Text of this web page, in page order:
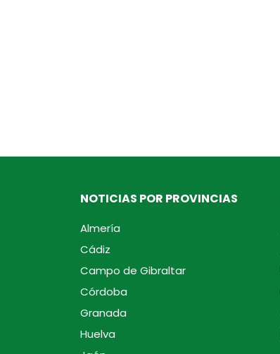
NOTICIAS POR PROVINCIAS
Almería
Cádiz
Campo de Gibraltar
Córdoba
Granada
Huelva